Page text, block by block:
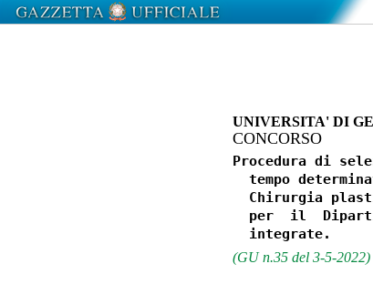
UNIVERSITA' DI
CONCORSO
Procedura di
tempo
Chirurgia
per  il
(GU n.35 del 3-5-2022)